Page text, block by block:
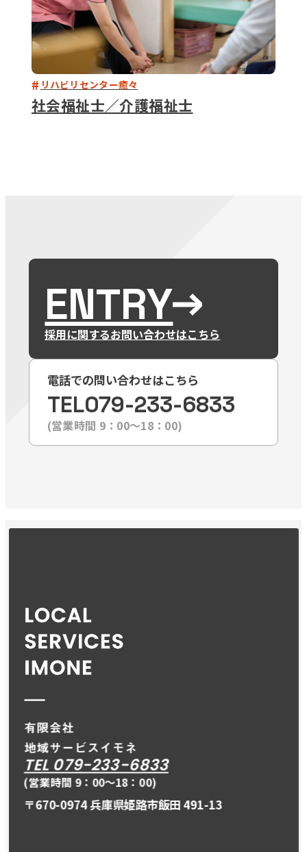
リハビリセンター癒々
社会福祉士／介護福祉士
ENTRY
採用に関するお問い合わせはこちら
電話での問い合わせはこちら
TEL079-233-6833
(営業時間 9：00〜18：00)
TEL 079-233-6833
(営業時間 9：00〜18：00)
〒670-0974 兵庫県姫路市飯田 491-13